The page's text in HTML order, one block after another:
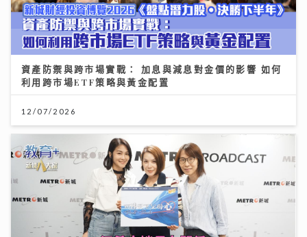
資產防禦與跨市場實戰： 加息與減息對金價的影響 如何
利用跨市場ETF策略與黃金配置
12/07/2026